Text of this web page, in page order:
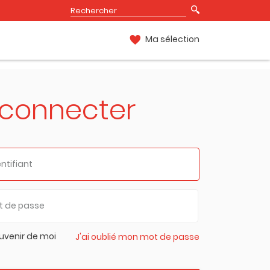
Ma sélection
de moi J'ai oublié mon mot de passe